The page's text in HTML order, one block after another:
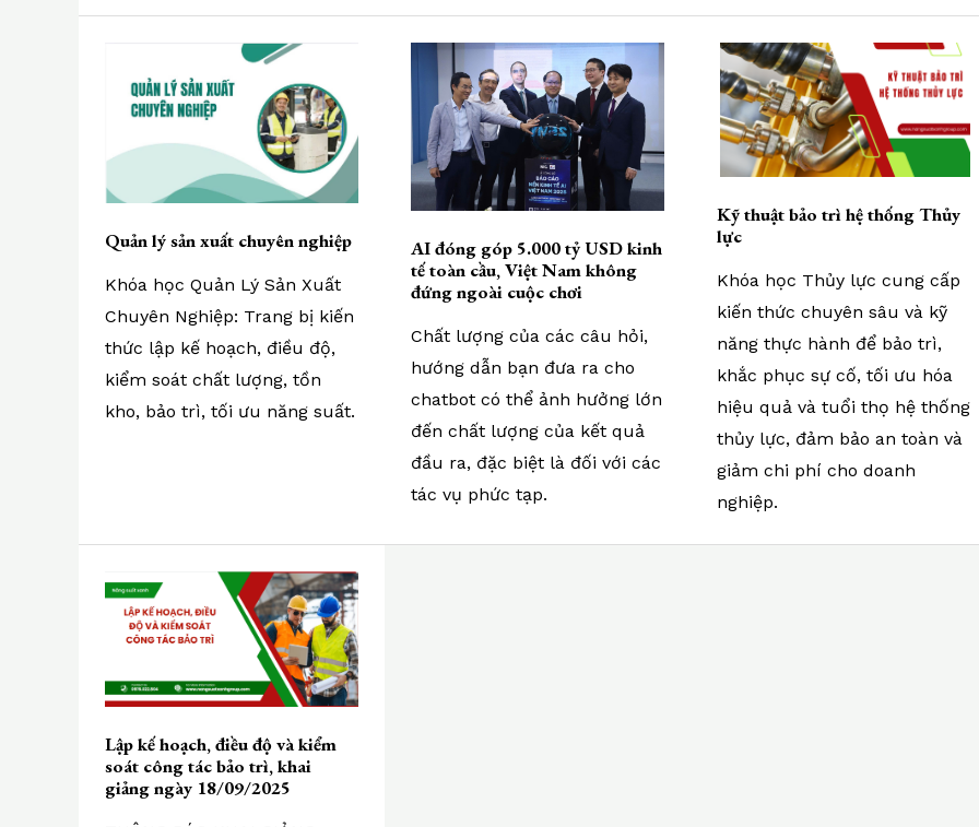
Quản lý sản xuất chuyên nghiệp
Khóa học Quản Lý Sản Xuất
Chuyên Nghiệp: Trang bị kiến
thức lập kế hoạch, điều độ,
kiểm soát chất lượng, tồn
kho, bảo trì, tối ưu năng suất.
AI đóng góp 5.000 tỷ USD kinh
tế toàn cầu, Việt Nam không
đứng ngoài cuộc chơi
Chất lượng của các câu hỏi,
hướng dẫn bạn đưa ra cho
chatbot có thể ảnh hưởng lớn
đến chất lượng của kết quả
đầu ra, đặc biệt là đối với các
tác vụ phức tạp.
Kỹ thuật bảo trì hệ thống Thủy
lực
Khóa học Thủy lực cung cấp
kiến thức chuyên sâu và kỹ
năng thực hành để bảo trì,
khắc phục sự cố, tối ưu hóa
hiệu quả và tuổi thọ hệ thống
thủy lực, đảm bảo an toàn và
giảm chi phí cho doanh
nghiệp.
Lập kế hoạch, điều độ và kiểm
soát công tác bảo trì, khai
giảng ngày 18/09/2025
Lập
hoạch,
độ
kiểm
soát
công